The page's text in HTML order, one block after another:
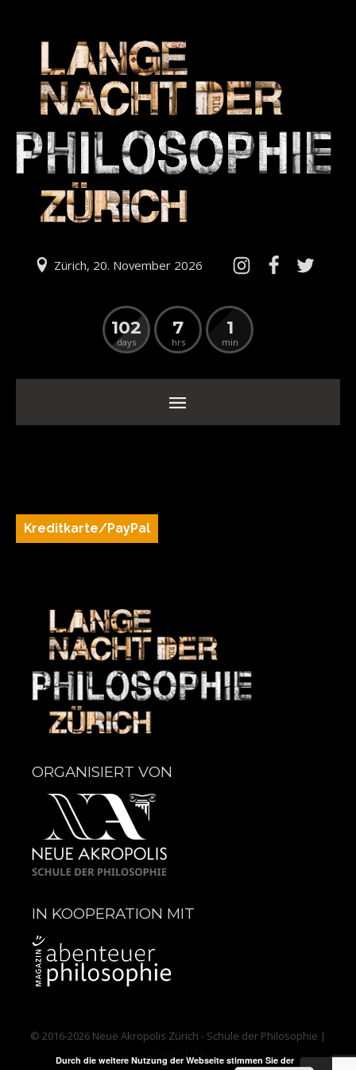
Zürich, 20. November 2026
102
days
7
hrs
1
min
Kreditkarte/PayPal
ORGANISIERT VON
IN KOOPERATION MIT
© 2016-2026 Neue Akropolis Zürich - Schule der Philosophie |
Durch die weitere Nutzung der Webseite stimmen Sie der